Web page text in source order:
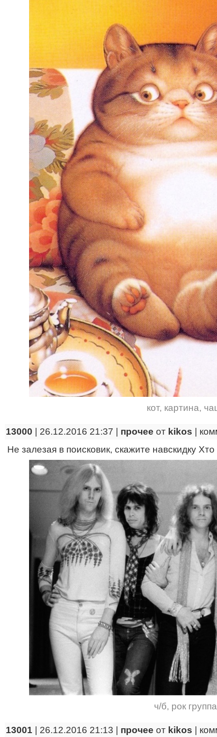
кот, картина,
13000 | 26.12.2016 21:37 | прочее от kikos
Не залезая в поисковик, скажите навскидку
ч/б, рок группа
13001 | 26.12.2016 21:13 | прочее от kikos